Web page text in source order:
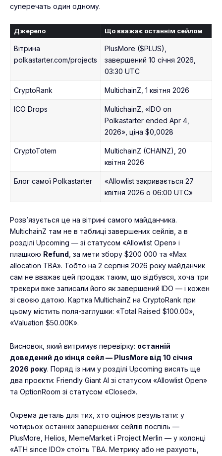
суперечать один одному.
Джерело Що вважає останнім сейлом
Вітрина
polkastarter.com/projects
PlusMore ($PLUS),
завершений 10 січня 2026,
03:30 UTC
CryptoRank MultichainZ, 1 квітня 2026
ICO Drops
MultichainZ, «IDO on
Polkastarter ended Apr 4,
2026», ціна $0,0028
CryptoTotem
MultichainZ (CHAINZ), 20
квітня 2026
Блог самої Polkastarter
«Allowlist закривається 27
квітня 2026 о 06:00 UTC»
Розв’язується це на вітрині самого майданчика.
MultichainZ там не в таблиці завершених сейлів, а в
розділі Upcoming — зі статусом «Allowlist Open» і
плашкою Refund , за мети збору $200 000 та «Max
allocation TBA». Тобто на 2 серпня 2026 року майданчик
сам не вважає цей продаж таким, що відбувся, хоча три
трекери вже записали його як завершений IDO — і кожен
зі своєю датою. Картка MultichainZ на CryptoRank при
цьому містить поля-заглушки: «Total Raised $100.00»,
«Valuation $50.00K».
Висновок, який витримує перевірку: останній
доведений до кінця сейл — PlusMore від 10 січня
2026 року. Поряд із ним у розділі Upcoming висять ще
два проєкти: Friendly Giant AI зі статусом «Allowlist Open»
та OptionRoom зі статусом «Closed».
Окрема деталь для тих, хто оцінює результати: у
чотирьох останніх завершених сейлів поспіль —
PlusMore, Helios, MemeMarket і Project Merlin — у колонці
«ATH since IDO» стоїть TBA. Метрику або не рахують,